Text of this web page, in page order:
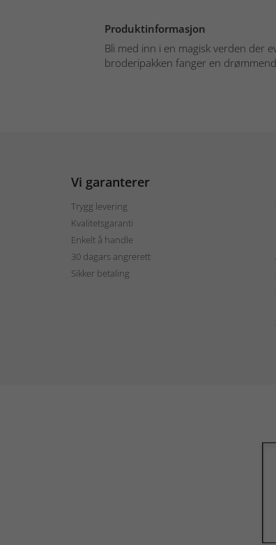
Produktinformasjon
Bli med inn i en magisk verden der
broderipakken fanger en
Vi garanterer
Trygg levering
Kvalitetsgaranti
Enkelt å handle
30 dagars angrerett
Sikker betaling